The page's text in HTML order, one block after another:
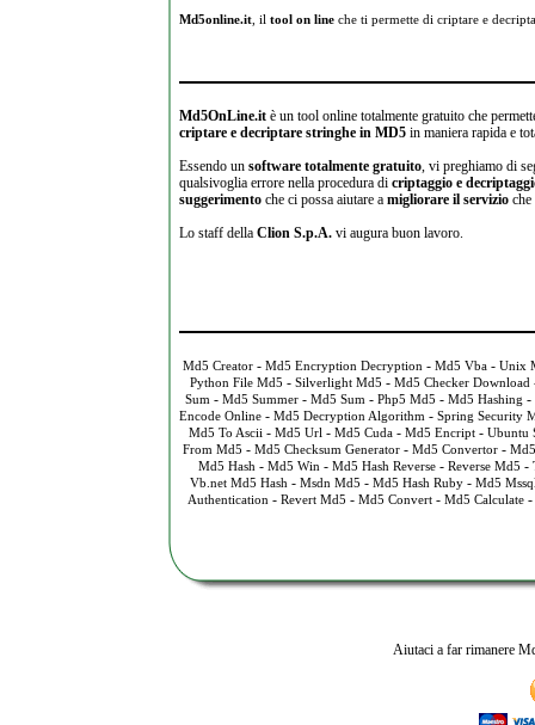
Md5online.it, il tool on lineche ti permette di criptare e
Md5OnLine.itè un tool online totalmente gratuito che
criptare e decriptare stringhe in MD5in maniera rapida e
Essendo un software totalmente gratuito, vi preghiamo di
qualsivoglia errore nella procedura di criptaggio e
suggerimentoche ci possa aiutare a migliorare il servizioche
Lo staff della Clion S.p.A.vi augura buon lavoro.
Md5 Creator - Md5 Encryption Decryption - Md5 Vba - Unix
Python File Md5 - Silverlight Md5 - Md5 Checker Download
Sum - Md5 Summer- Md5 Sum - Php5 Md5 - Md5 Hashing -
Encode Online- Md5 Decryption Algorithm - Spring Security
Md5 To Ascii - Md5 Url - Md5 Cuda- Md5 Encript- Ubuntu
From Md5 - Md5 Checksum Generator - Md5 Convertor -
Md5 Hash - Md5 Win - Md5 Hash Reverse - Reverse Md5 -
Vb.net Md5 Hash - Msdn Md5 - Md5 Hash Ruby- Md5
Authentication - Revert Md5 - Md5 Convert- Md5 Calculate-
Aiutaci a far rimanere